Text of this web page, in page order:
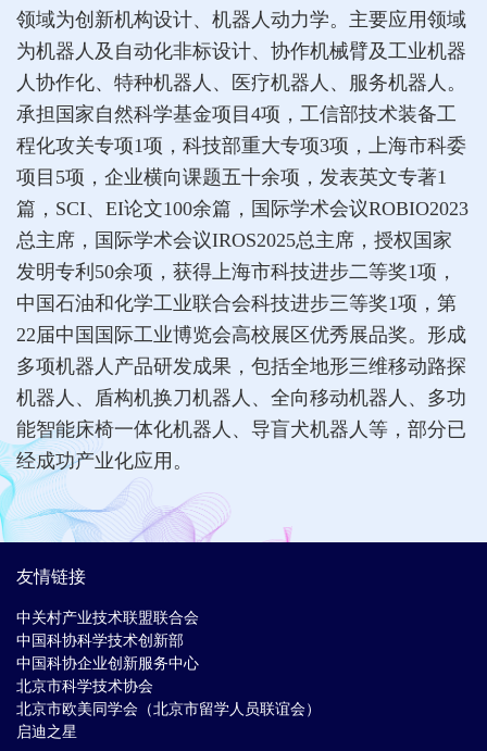
领域为创新机构设计、机器人动力学。主要应用领域
为机器人及自动化非标设计、协作机械臂及工业机器
人协作化、特种机器人、医疗机器人、服务机器人。
承担国家自然科学基金项目4项，工信部技术装备工
程化攻关专项1项，科技部重大专项3项，上海市科委
项目5项，企业横向课题五十余项，发表英文专著1
篇，SCI、EI论文100余篇，国际学术会议ROBIO2023
总主席，国际学术会议IROS2025总主席，授权国家
发明专利50余项，获得上海市科技进步二等奖1项，
中国石油和化学工业联合会科技进步三等奖1项，第
22届中国国际工业博览会高校展区优秀展品奖。形成
多项机器人产品研发成果，包括全地形三维移动路探
机器人、盾构机换刀机器人、全向移动机器人、多功
能智能床椅一体化机器人、导盲犬机器人等，部分已
经成功产业化应用。
友情链接
中关村产业技术联盟联合会
中国科协科学技术创新部
中国科协企业创新服务中心
北京市科学技术协会
北京市欧美同学会（北京市留学人员联谊会）
启迪之星